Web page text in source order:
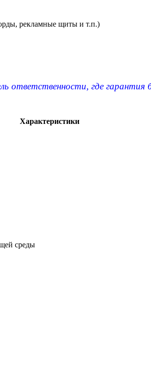
рекламные щиты и т.п.)
ответственности, где гарантия
Характеристики
среды